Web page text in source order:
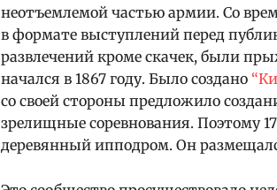
неотъемлемой частью армии. Со
в формате выступлений перед
развлечений кроме скачек, были
начался в 1867 году. Было создано
со своей стороны предложило
зрелищные соревнования. Поэтому
деревянный ипподром. Он